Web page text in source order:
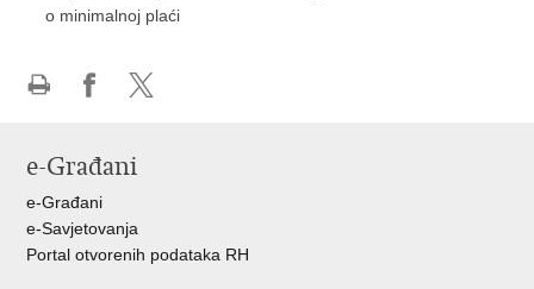
o minimalnoj plaći
Facebooku
X-
e-Građani
e-Građani
e-Savjetovanja
Portal otvorenih podataka RH